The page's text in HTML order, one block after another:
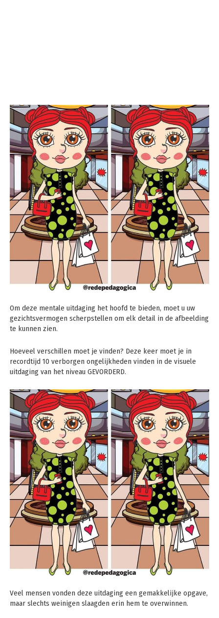
Om deze mentale uitdaging het hoofd te bieden, moet u uw
gezichtsvermogen scherpstellen om elk detail in de afbeelding
te kunnen zien.
Hoeveel verschillen moet je vinden? Deze keer moet je in
recordtijd 10 verborgen ongelijkheden vinden in de visuele
uitdaging van het niveau GEVORDERD.
Veel mensen vonden deze uitdaging een gemakkelijke opgave,
maar slechts weinigen slaagden erin hem te overwinnen.